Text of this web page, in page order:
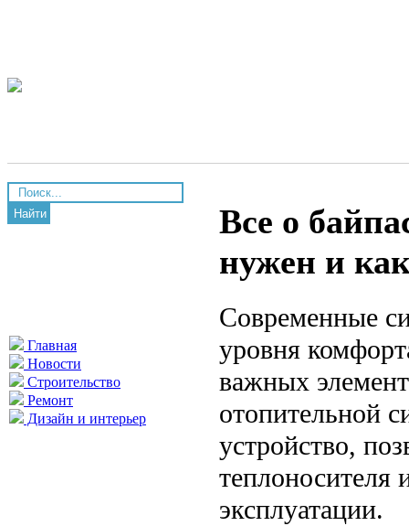
Найти
Главная
Новости
Строительство
Ремонт
Дизайн и интерьер
Все о
нужен и
Современные
уровня
важных
отопительной
устройство,
теплоносителя
эксплуатации.